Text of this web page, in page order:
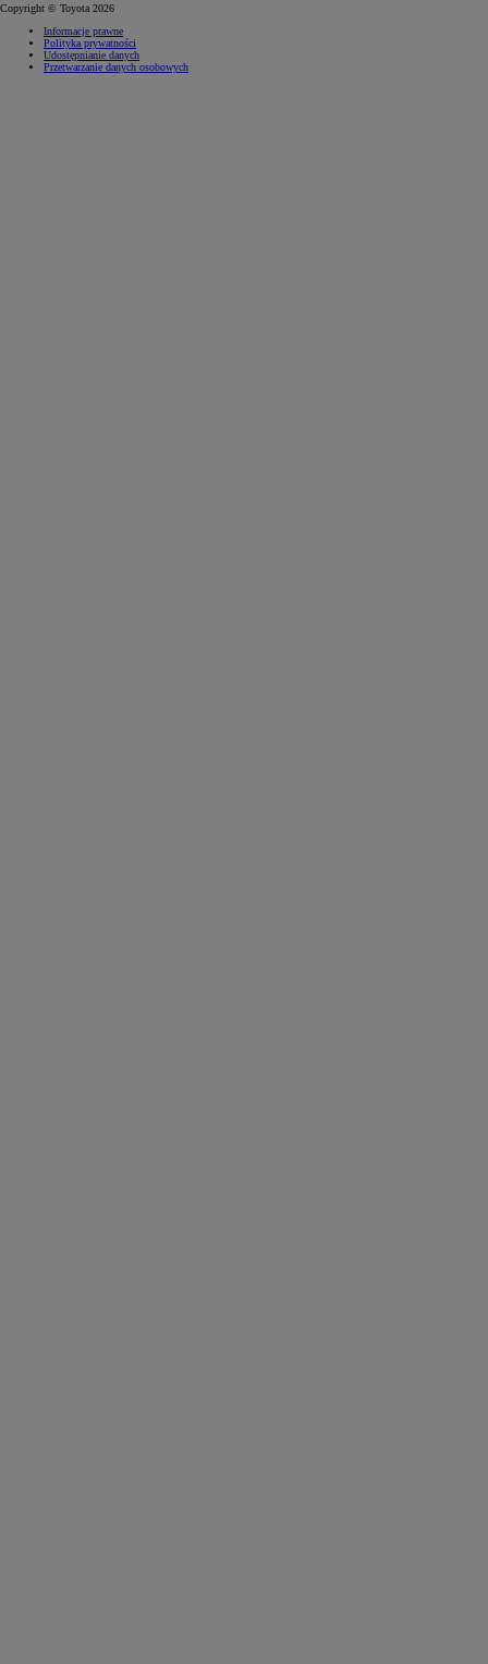
Copyright © Toyota 2026
Informacje prawne
Polityka prywatności
Udostępnianie danych
Przetwarzanie danych osobowych